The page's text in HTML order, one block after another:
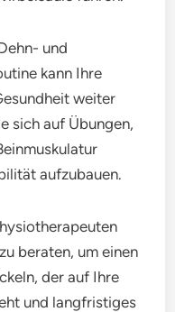
und
kann Ihre
weiter
sich auf Übungen,
aufzubauen.
beraten, um einen
der auf Ihre
und langfristiges